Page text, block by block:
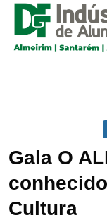
Gala O
Cultura